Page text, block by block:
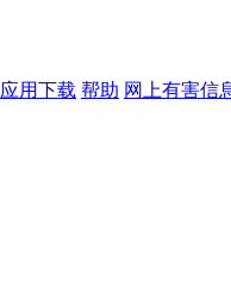
应用下载 帮助 网上有害信